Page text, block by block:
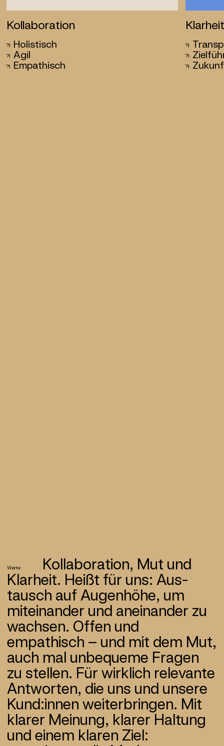
Kollaboration
Holistisch
Agil
Empathisch
Klarheit
Werte
Kollaboration, Mut und
Klarheit. Heißt für uns: Aus­
tausch auf Augenhöhe, um
miteinander und an­einander zu
wachsen. Offen und
empathisch – und mit dem Mut,
auch mal unbequeme Fragen
zu stellen. Für wirklich relevante
Ant­worten, die uns und unsere
Kund:innen weiter­bringen. Mit
klarer Meinung, klarer Haltung
und einem klaren Ziel: